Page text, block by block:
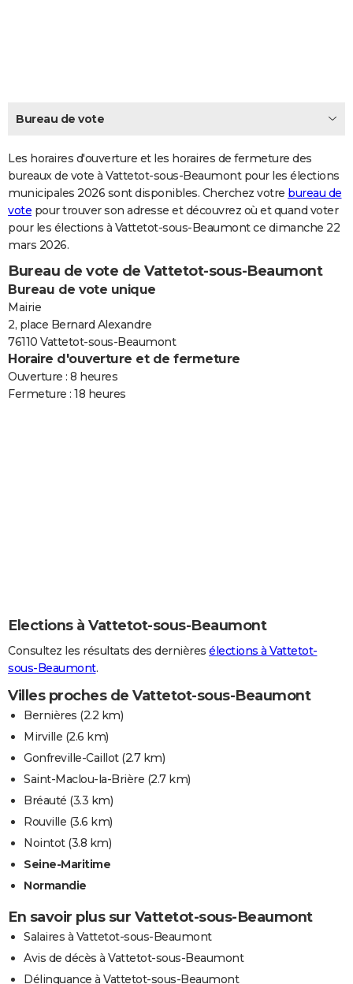
CARTE DE VOEUX
Dictionnaire
Biographies
Citations
Expressions
Proverbes
PROGRAMME TV
COPAINS D'AVANT
S'inscrire
Se connecter
Lycées
Collèges
Primaires
Universités
Entreprises
Service militaire
Avis de recherche
AVIS DE DÉCÈS
FORUM
Bricolage
Lifestyle
Culture
Sport
Auto
Television
Voyage
Cinema
Bureau de vote
Les horaires d'ouverture et les horaires de fermeture des
bureaux de vote à Vattetot-sous-Beaumont pour les élections
municipales 2026 sont disponibles. Cherchez votre bureau de
vote pour trouver son adresse et découvrez où et quand voter
pour les élections à Vattetot-sous-Beaumont ce dimanche 22
mars 2026.
Bureau de vote de Vattetot-sous-Beaumont
Bureau de vote unique
Mairie
2, place Bernard Alexandre
76110 Vattetot-sous-Beaumont
Horaire d'ouverture et de fermeture
Ouverture : 8 heures
Fermeture : 18 heures
Elections à Vattetot-sous-Beaumont
Consultez les résultats des dernières élections à Vattetot-
sous-Beaumont.
Villes proches de Vattetot-sous-Beaumont
Bernières (2.2 km)
Mirville (2.6 km)
Gonfreville-Caillot(2.7 km)
Saint-Maclou-la-Brière (2.7 km)
Bréauté (3.3 km)
Rouville (3.6 km)
Nointot(3.8 km)
Seine-Maritime
Normandie
En savoir plus sur Vattetot-sous-Beaumont
Salaires à Vattetot-sous-Beaumont
Avis de décès à Vattetot-sous-Beaumont
Délinquance à Vattetot-sous-Beaumont